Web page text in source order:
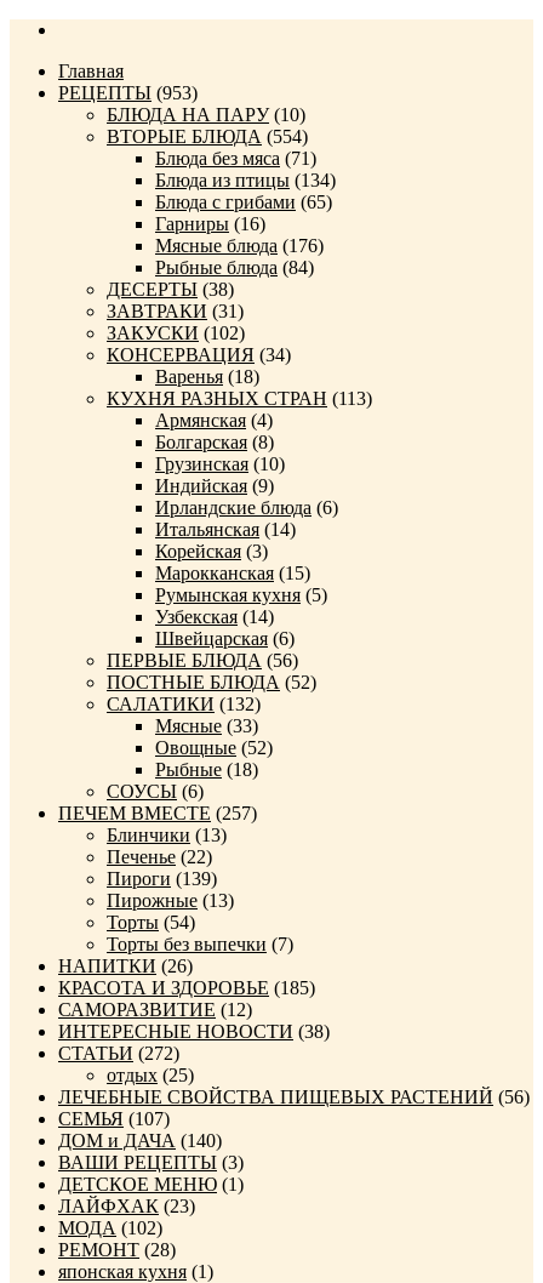
Главная
РЕЦЕПТЫ (953)
БЛЮДА НА ПАРУ(10)
ВТОРЫЕ БЛЮДА (554)
Блюда без мяса (71)
Блюда из птицы (134)
Блюда с грибами (65)
Гарниры (16)
Мясные блюда (176)
Рыбные блюда (84)
ДЕСЕРТЫ (38)
ЗАВТРАКИ (31)
ЗАКУСКИ (102)
КОНСЕРВАЦИЯ (34)
Варенья (18)
КУХНЯ РАЗНЫХ СТРАН (113)
Армянская (4)
Болгарская (8)
Грузинская (10)
Индийская (9)
Ирландские блюда (6)
Итальянская (14)
Корейская (3)
Марокканская (15)
Румынская кухня (5)
Узбекская (14)
Швейцарская (6)
ПЕРВЫЕ БЛЮДА (56)
ПОСТНЫЕ БЛЮДА (52)
САЛАТИКИ (132)
Мясные (33)
Овощные (52)
Рыбные (18)
СОУСЫ (6)
ПЕЧЕМ ВМЕСТЕ (257)
Блинчики (13)
Печенье (22)
Пироги (139)
Пирожные (13)
Торты (54)
Торты без выпечки (7)
НАПИТКИ (26)
КРАСОТА И ЗДОРОВЬЕ (185)
САМОРАЗВИТИЕ (12)
ИНТЕРЕСНЫЕ НОВОСТИ (38)
СТАТЬИ (272)
отдых (25)
ЛЕЧЕБНЫЕ СВОЙСТВА ПИЩЕВЫХ РАСТЕНИЙ (56)
СЕМЬЯ (107)
ДОМ и ДАЧА (140)
ВАШИ РЕЦЕПТЫ (3)
ДЕТСКОЕ МЕНЮ (1)
ЛАЙФХАК (23)
МОДА (102)
РЕМОНТ (28)
японская кухня (1)